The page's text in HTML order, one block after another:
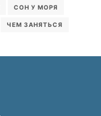
СОН У МОРЯ
ЧЕМ ЗАНЯТЬСЯ